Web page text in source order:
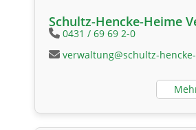
Schultz-Hencke-Heime
0431 / 69 69 2-0
verwaltung@schultz-